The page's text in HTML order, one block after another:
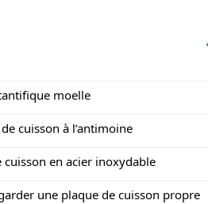
moelle
cuisson à l’antimoine
cuisson en acier inoxydable
une plaque de cuisson propre